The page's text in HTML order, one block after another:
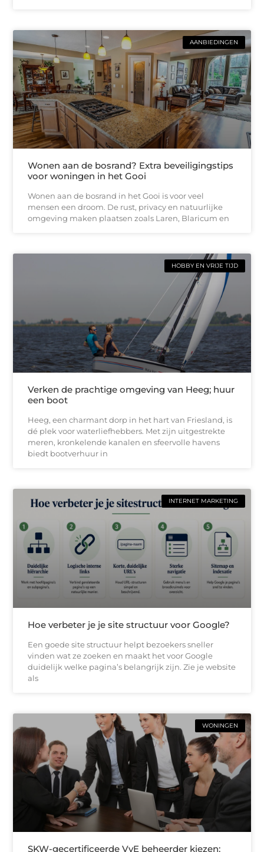
AANBIEDINGEN
Wonen aan de bosrand? Extra beveiligingstips
voor woningen in het Gooi
Wonen aan de bosrand in het Gooi is voor veel
mensen een droom. De rust, privacy en natuurlijke
omgeving maken plaatsen zoals Laren, Blaricum en
HOBBY EN VRIJE TIJD
Verken de prachtige omgeving van Heeg; huur
een boot
Heeg, een charmant dorp in het hart van Friesland, is
dé plek voor waterliefhebbers. Met zijn uitgestrekte
meren, kronkelende kanalen en sfeervolle havens
biedt bootverhuur in
INTERNET MARKETING
Hoe verbeter je je site structuur voor Google?
Een goede site structuur helpt bezoekers sneller
vinden wat ze zoeken en maakt het voor Google
duidelijk welke pagina’s belangrijk zijn. Zie je website
als
WONINGEN
SKW-gecertificeerde VvE beheerder kiezen: